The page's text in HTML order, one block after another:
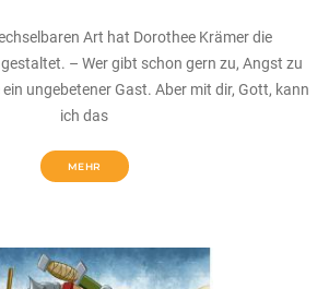
Art hat Dorothee Krämer die
– Wer gibt schon gern zu, Angst zu
ungebetener Gast. Aber mit dir, Gott, kann
ich das
MEHR